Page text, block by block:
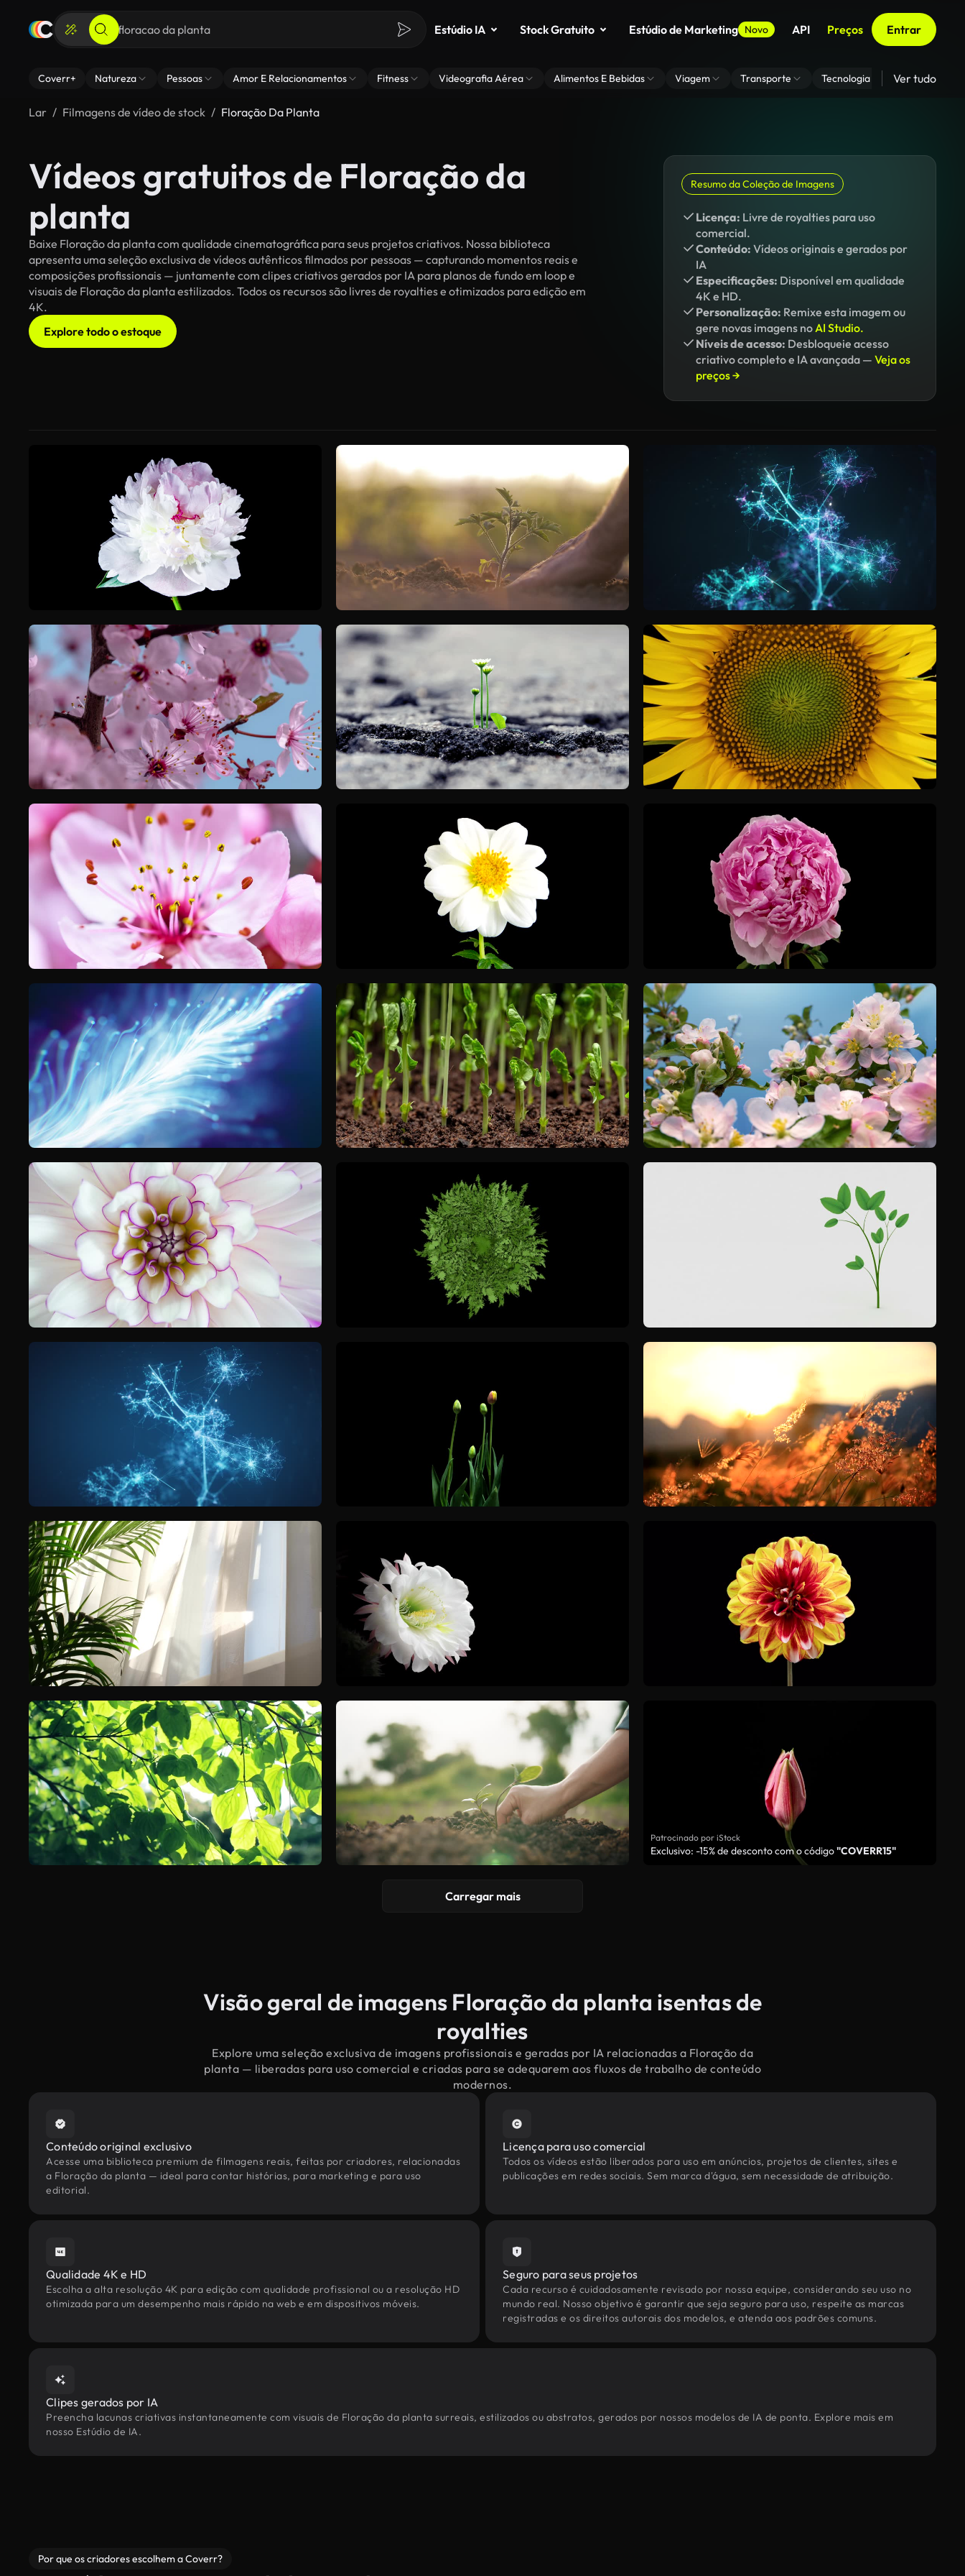
Estúdio IA Stock Gratuito Estúdio de Marketing Novo API Preços Entrar
Coverr+ Natureza Pessoas Amor E Relacionamentos Fitness Videografia Aérea Alimentos E Bebidas Viagem Transporte Tecnologia Zoom De
Ver tudo
Lar Filmagens de vídeo de stock Floração Da Planta
Vídeos gratuitos de Floração da
planta
Baixe Floração da planta com qualidade cinematográfica para seus projetos criativos. Nossa biblioteca
apresenta uma seleção exclusiva de vídeos autênticos filmados por pessoas — capturando momentos reais e
composições profissionais — juntamente com clipes criativos gerados por IA para planos de fundo em loop e
visuais de Floração da planta estilizados. Todos os recursos são livres de royalties e otimizados para edição em
4K.
Explore todo o estoque
Resumo da Coleção de Imagens
Licença: Livre de royalties para uso
comercial.
Conteúdo: Vídeos originais e gerados por
IA
Especificações: Disponível em qualidade
4K e HD.
Personalização: Remixe esta imagem ou
gere novas imagens noAI Studio.
Níveis de acesso: Desbloqueie acesso
criativo completo e IA avançada — Veja os
preços →
Patrocinado por iStock
Exclusivo: -15% de desconto com o código"COVERR15"
Carregar mais
Visão geral de imagens Floração da planta isentas de
royalties
Explore uma seleção exclusiva de imagens profissionais e geradas por IA relacionadas a Floração da
planta — liberadas para uso comercial e criadas para se adequarem aos fluxos de trabalho de conteúdo
modernos.
Conteúdo original exclusivo
Acesse uma biblioteca premium de filmagens reais, feitas por criadores, relacionadas
a Floração da planta — ideal para contar histórias, para marketing e para uso
editorial.
Licença para uso comercial
Todos os vídeos estão liberados para uso em anúncios, projetos de clientes, sites e
publicações em redes sociais. Sem marca d'água, sem necessidade de atribuição.
Qualidade 4K e HD
Escolha a alta resolução 4K para edição com qualidade profissional ou a resolução HD
otimizada para um desempenho mais rápido na web e em dispositivos móveis.
Seguro para seus projetos
Cada recurso é cuidadosamente revisado por nossa equipe, considerando seu uso no
mundo real. Nosso objetivo é garantir que seja seguro para uso, respeite as marcas
registradas e os direitos autorais dos modelos, e atenda aos padrões comuns.
Clipes gerados por IA
Preencha lacunas criativas instantaneamente com visuais de Floração da planta surreais, estilizados ou abstratos, gerados por nossos modelos de IA de ponta. Explore mais em
nosso Estúdio de IA.
Por que os criadores escolhem a Coverr?